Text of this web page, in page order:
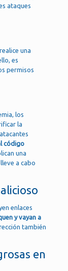
ataques
una
es
permisos
los
la
código
una
a cabo
enlaces
y vayan a
también
en